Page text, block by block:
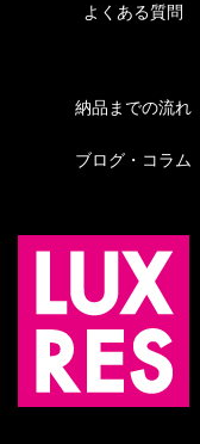
よくある質問
納品までの流れ
ブログ・コラム